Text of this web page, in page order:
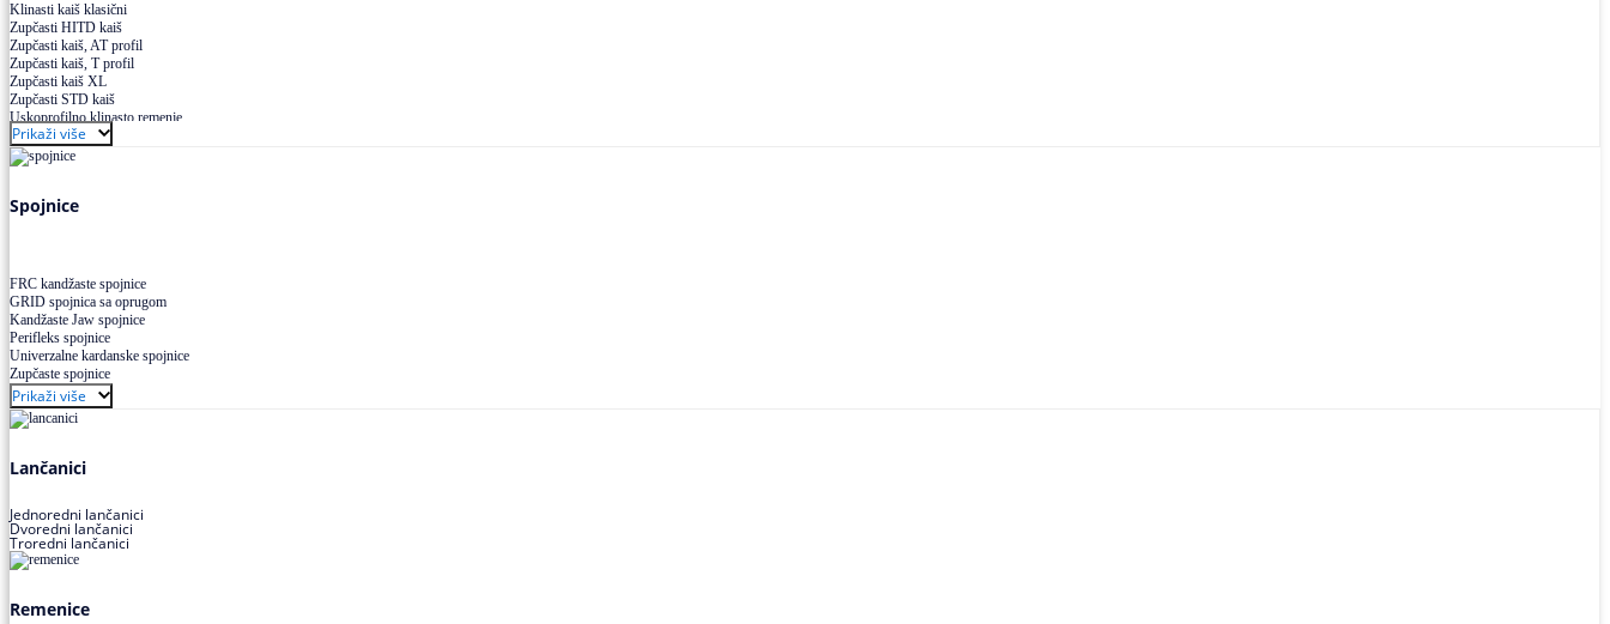
Klinasti kaiš klasični
Zupčasti HITD kaiš
Zupčasti kaiš, AT profil
Zupčasti kaiš, T profil
Zupčasti kaiš XL
Zupčasti STD kaiš
Uskoprofilno klinasto remenje
Uskoprofilno klinasto remenje spojeno
Uskoprofilno klinasto remenje XP extra power
Višekanalno remenje PJ,PK
Prikaži više
Spojnice
FRC kandžaste spojnice
GRID spojnica sa oprugom
Kandžaste Jaw spojnice
Perifleks spojnice
Univerzalne kardanske spojnice
Zupčaste spojnice
Prikaži više
Lančanici
Jednoredni lančanici
Dvoredni lančanici
Troredni lančanici
Remenice